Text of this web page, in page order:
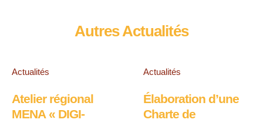
Autres Actualités
Actualités
Atelier régional
MENA « DIGI-
Actualités
Élaboration d’une
Charte de